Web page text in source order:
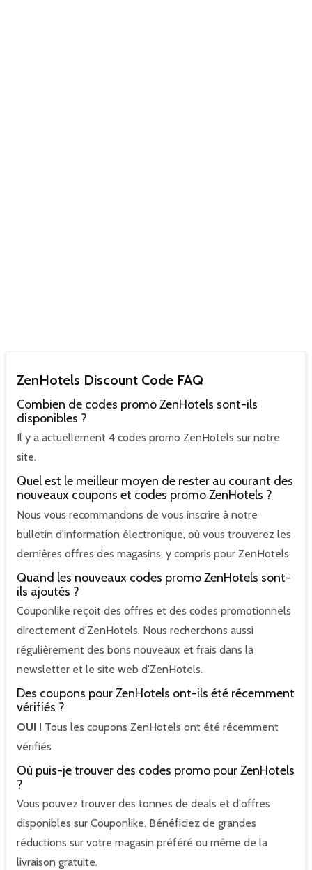
ZenHotels Discount Code FAQ
Combien de codes promo ZenHotels sont-ils
disponibles ?
Il y a actuellement 4 codes promo ZenHotels sur notre
site.
Quel est le meilleur moyen de rester au courant des
nouveaux coupons et codes promo ZenHotels ?
Nous vous recommandons de vous inscrire à notre
bulletin d'information électronique, où vous trouverez les
dernières offres des magasins, y compris pour ZenHotels
Quand les nouveaux codes promo ZenHotels sont-
ils ajoutés ?
Couponlike reçoit des offres et des codes promotionnels
directement d'ZenHotels. Nous recherchons aussi
régulièrement des bons nouveaux et frais dans la
newsletter et le site web d'ZenHotels.
Des coupons pour ZenHotels ont-ils été récemment
vérifiés ?
OUI ! Tous les coupons ZenHotels ont été récemment
vérifiés
Où puis-je trouver des codes promo pour ZenHotels
?
Vous pouvez trouver des tonnes de deals et d'offres
disponibles sur Couponlike. Bénéficiez de grandes
réductions sur votre magasin préféré ou même de la
livraison gratuite.